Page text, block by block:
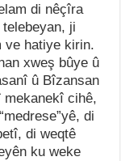
di nêçîra
ji
ve hatiye kirin.
xweş bûye û
û Bîzansan
mekanekî cihê,
di
di weqtê
ku weke